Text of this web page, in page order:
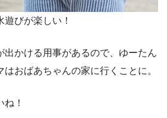
びが楽しい！
出かける用事があるので、ゆーたん
おばあちゃんの家に行くことに。
！